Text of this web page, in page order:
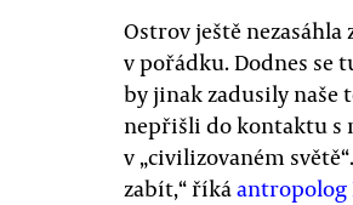
Ostrov ještě
v pořádku. Dodnes
by jinak zadusily naše
nepřišli do kontaktu s
v „civilizovaném
zabít,“ říkáantropolog